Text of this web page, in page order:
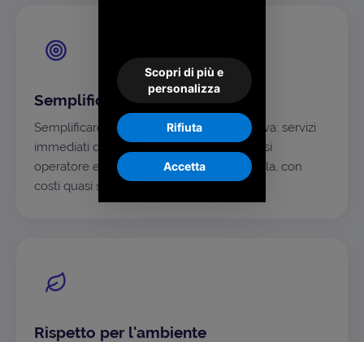
Semplificare, sempre
Semplificare è la nostra ossessione positiva: servizi
immediati da usare, alla portata di qualsiasi
operatore e sostenibili anche su larga scala, con
costi quasi solo variabili.
Rispetto per l'ambiente
Scopri di più e
personalizza
Rifiuta
Accetta